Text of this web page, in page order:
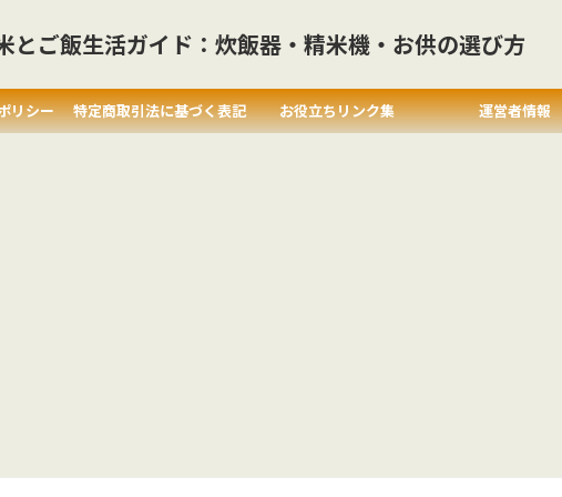
とご飯生活ガイド：炊飯器・精米機・お供の選び方
リシー 特定商取引法に基づく表記 お役立ちリンク集 運営者情報